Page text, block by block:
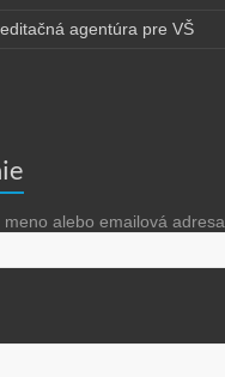
agentúra pre VŠ
alebo emailová adresa